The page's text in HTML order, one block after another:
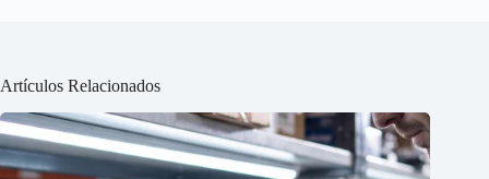
Artículos Relacionados